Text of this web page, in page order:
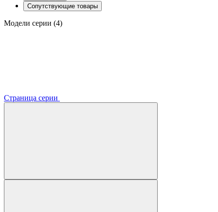
Сопутствующие товары
Модели серии (4)
Страница серии